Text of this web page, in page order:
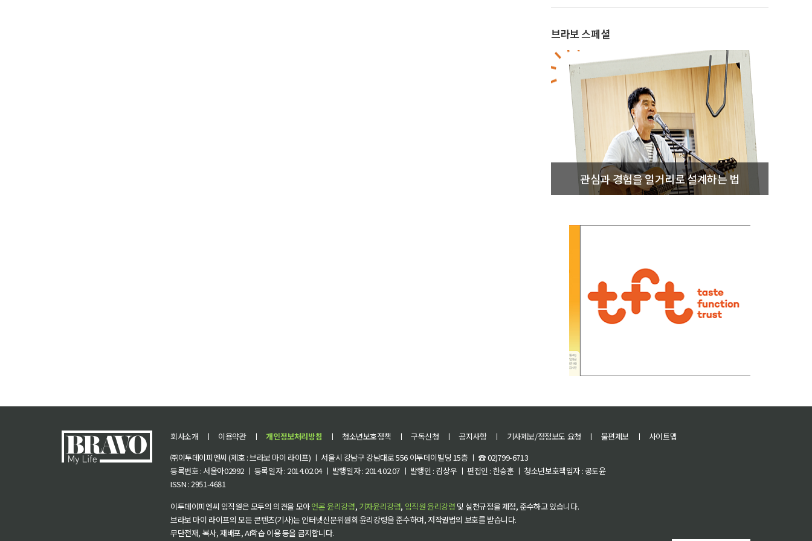
브라보 스페셜
관심과 경험을 일거리로 설계하는 법
회사소개 ㅣ 이용약관 ㅣ 개인정보처리방침 ㅣ 청소년보호정책 ㅣ 구독신청 ㅣ 공지사항 ㅣ 기사제보/정정보도 요청 ㅣ 불편제보 ㅣ
사이트맵
㈜이투데이피엔씨 (제호 : 브라보 마이 라이프) ㅣ 서울시 강남구 강남대로 556 이투데이빌딩 15층 ㅣ ☎ 02)799-6713
등록번호 : 서울아02992 ㅣ 등록일자 : 2014.02.04 ㅣ 발행일자 : 2014.02.07 ㅣ 발행인 : 김상우 ㅣ 편집인 : 한승훈 ㅣ 청소년보호책임자 : 공도윤
ISSN : 2951-4681
이투데이피엔씨 임직원은 모두의 의견을 모아언론 윤리강령, 기자윤리강령, 임직원 윤리강령 및 실천규정을 제정, 준수하고 있습니다.
브라보 마이 라이프의 모든 콘텐츠(기사)는 인터넷신문위원회 윤리강령을 준수하며, 저작권법의 보호를 받습니다.
무단전재, 복사, 재배포, AI학습 이용 등을 금지합니다.